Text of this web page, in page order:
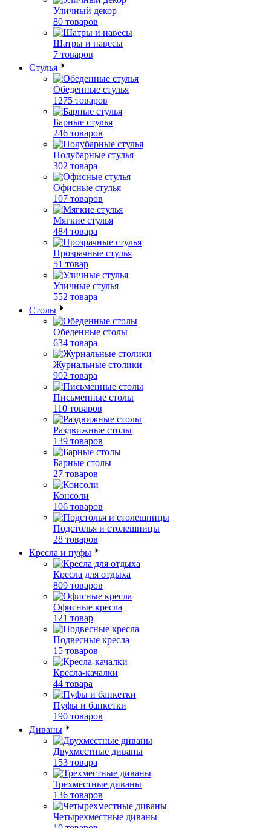
Уличный декор
80 товаров
Шатры и навесы
7 товаров
Стулья
Обеденные стулья
1275 товаров
Барные стулья
246 товаров
Полубарные стулья
302 товара
Офисные стулья
107 товаров
Мягкие стулья
484 товара
Прозрачные стулья
51 товар
Уличные стулья
552 товара
Столы
Обеденные столы
634 товара
Журнальные столики
902 товара
Письменные столы
110 товаров
Раздвижные столы
139 товаров
Барные столы
27 товаров
Консоли
106 товаров
Подстолья и столешницы
28 товаров
Кресла и пуфы
Кресла для отдыха
809 товаров
Офисные кресла
121 товар
Подвесные кресла
15 товаров
Кресла-качалки
44 товара
Пуфы и банкетки
190 товаров
Диваны
Двухместные диваны
153 товара
Трехместные диваны
136 товаров
Четырехместные диваны